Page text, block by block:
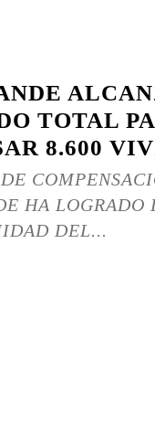
TOTAL
8.600
HA LOGRADO
DEL...